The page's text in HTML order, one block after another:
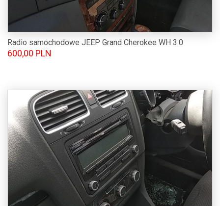
Radio samochodowe JEEP Grand Cherokee WH 3.0
600,00 PLN